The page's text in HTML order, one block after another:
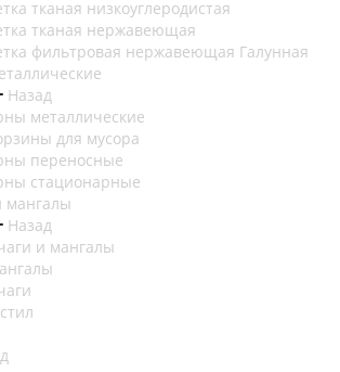
тканая низкоуглеродистая
тканая нержавеющая
фильтровая нержавеющая Галунная
Назад
металлические
для мусора
переносные
стационарные
мангалы
Назад
и мангалы